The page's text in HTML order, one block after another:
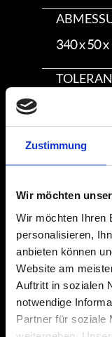
Zustimmung
Wir möchten
Wir möchten Ihren
personalisieren,
anbieten können
Website am
Auftritt in sozialen
notwendige
Partner für soziale
340 x 50
10 %
750 W
2000 W